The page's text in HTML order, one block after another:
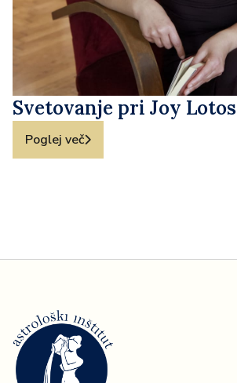
Svetovanje pri Joy Lotos
Poglej več